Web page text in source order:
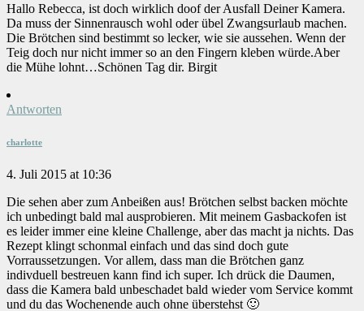
Hallo Rebecca, ist doch wirklich doof der Ausfall Deiner Kamera.
Da muss der Sinnenrausch wohl oder übel Zwangsurlaub machen.
Die Brötchen sind bestimmt so lecker, wie sie aussehen. Wenn der
Teig doch nur nicht immer so an den Fingern kleben würde.Aber
die Mühe lohnt…Schönen Tag dir. Birgit
Antworten
charlotte
4. Juli 2015 at 10:36
Die sehen aber zum Anbeißen aus! Brötchen selbst backen möchte
ich unbedingt bald mal ausprobieren. Mit meinem Gasbackofen ist
es leider immer eine kleine Challenge, aber das macht ja nichts. Das
Rezept klingt schonmal einfach und das sind doch gute
Vorraussetzungen. Vor allem, dass man die Brötchen ganz
indivduell bestreuen kann find ich super. Ich drück die Daumen,
dass die Kamera bald unbeschadet bald wieder vom Service kommt
und du das Wochenende auch ohne überstehst 🙂